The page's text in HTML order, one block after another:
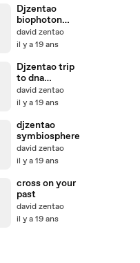
Djzentao
biophoton
source of
biologie
david zentao
il y a 19 ans
Djzentao trip
to dna
babylone
nanoship
david zentao
il y a 19 ans
djzentao
symbiosphere
david zentao
il y a 19 ans
cross on your
past
david zentao
il y a 19 ans